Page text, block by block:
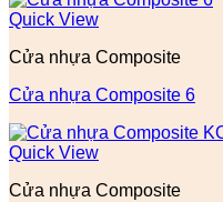
Quick View
Cửa nhựa Composite
Cửa nhựa Composite 6
Quick View
Cửa nhựa Composite